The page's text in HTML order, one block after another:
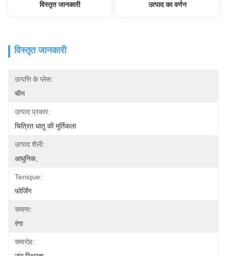
विस्तृत जानकारी उत्पाद का वर्णन
विस्तृत जानकारी
उत्पत्ति के प्लेस:
चीन
उत्पाद प्रकार:
चित्रित धातु की मूर्तिकला
उत्पाद शैली:
आधुनिक,
Tenique:
फोर्जिंग
समाप्त:
रंगा
समारोह: